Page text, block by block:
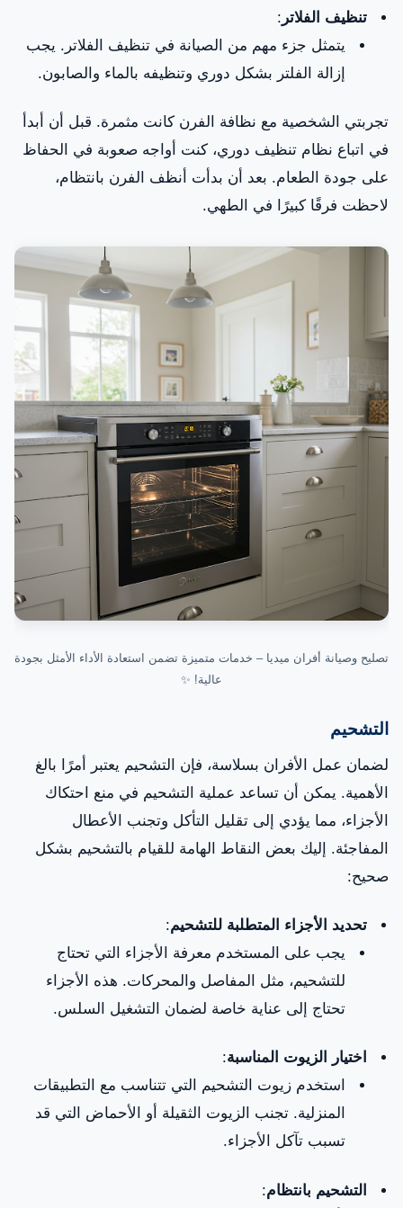
تنظيف الفلاتر :
يتمثل جزء مهم من الصيانة في تنظيف الفلاتر. يجب
إزالة الفلتر بشكل دوري وتنظيفه بالماء والصابون.
تجربتي الشخصية مع نظافة الفرن كانت مثمرة. قبل أن أبدأ
في اتباع نظام تنظيف دوري، كنت أواجه صعوبة في الحفاظ
على جودة الطعام. بعد أن بدأت أنظف الفرن بانتظام،
لاحظت فرقًا كبيرًا في الطهي.
تصليح وصيانة أفران ميديا – خدمات متميزة تضمن استعادة الأداء الأمثل بجودة
عالية! ✨
التشحيم
لضمان عمل الأفران بسلاسة، فإن التشحيم يعتبر أمرًا بالغ
الأهمية. يمكن أن تساعد عملية التشحيم في منع احتكاك
الأجزاء، مما يؤدي إلى تقليل التأكل وتجنب الأعطال
المفاجئة. إليك بعض النقاط الهامة للقيام بالتشحيم بشكل
صحيح:
تحديد الأجزاء المتطلبة للتشحيم:
يجب على المستخدم معرفة الأجزاء التي تحتاج
للتشحيم، مثل المفاصل والمحركات. هذه الأجزاء
تحتاج إلى عناية خاصة لضمان التشغيل السلس.
اختيار الزيوت المناسبة:
استخدم زيوت التشحيم التي تتناسب مع التطبيقات
المنزلية. تجنب الزيوت الثقيلة أو الأحماض التي قد
تسبب تآكل الأجزاء.
التشحيم بانتظام: